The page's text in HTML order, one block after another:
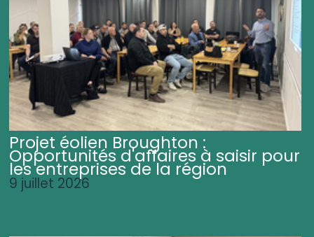
Projet éolien Broughton :
Opportunités d'affaires à saisir pour
les entreprises de la région
9 juillet 2026